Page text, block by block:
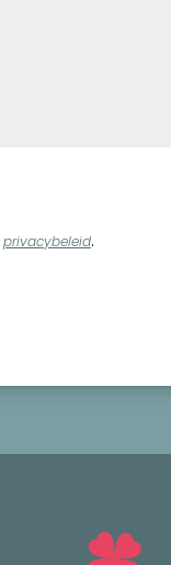
privacybeleid.